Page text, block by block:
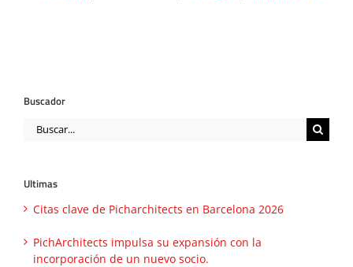
Buscador
Buscar:
Ultimas
Citas clave de Picharchitects en Barcelona 2026
PichArchitects impulsa su expansión con la
incorporación de un nuevo socio.